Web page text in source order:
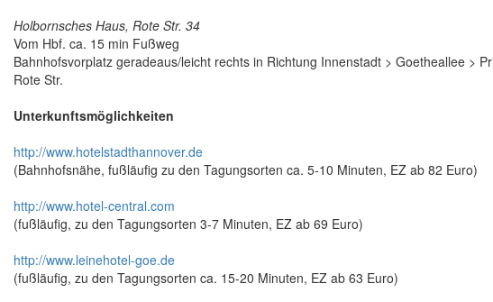
Holbornsches Haus, Rote Str. 34
Vom Hbf. ca. 15 min Fußweg
Bahnhofsvorplatz geradeaus/leicht rechts in Richtung Innenstadt > Goetheallee >
Rote Str.
Unterkunftsmöglichkeiten
http://www.hotelstadthannover.de
(Bahnhofsnähe, fußläufig zu den Tagungsorten ca. 5-10 Minuten, EZ ab 82 Euro)
http://www.hotel-central.com
(fußläufig, zu den Tagungsorten 3-7 Minuten, EZ ab 69 Euro)
http://www.leinehotel-goe.de
(fußläufig, zu den Tagungsorten ca. 15-20 Minuten, EZ ab 63 Euro)